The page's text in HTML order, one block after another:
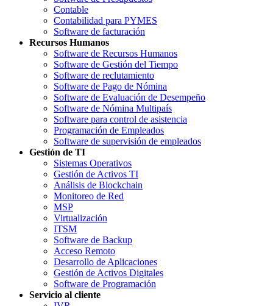
Contable
Contabilidad para PYMES
Software de facturación
Recursos Humanos
Software de Recursos Humanos
Software de Gestión del Tiempo
Software de reclutamiento
Software de Pago de Nómina
Software de Evaluación de Desempeño
Software de Nómina Multipaís
Software para control de asistencia
Programación de Empleados
Software de supervisión de empleados
Gestión de TI
Sistemas Operativos
Gestión de Activos TI
Análisis de Blockchain
Monitoreo de Red
MSP
Virtualización
ITSM
Software de Backup
Acceso Remoto
Desarrollo de Aplicaciones
Gestión de Activos Digitales
Software de Programación
Servicio al cliente